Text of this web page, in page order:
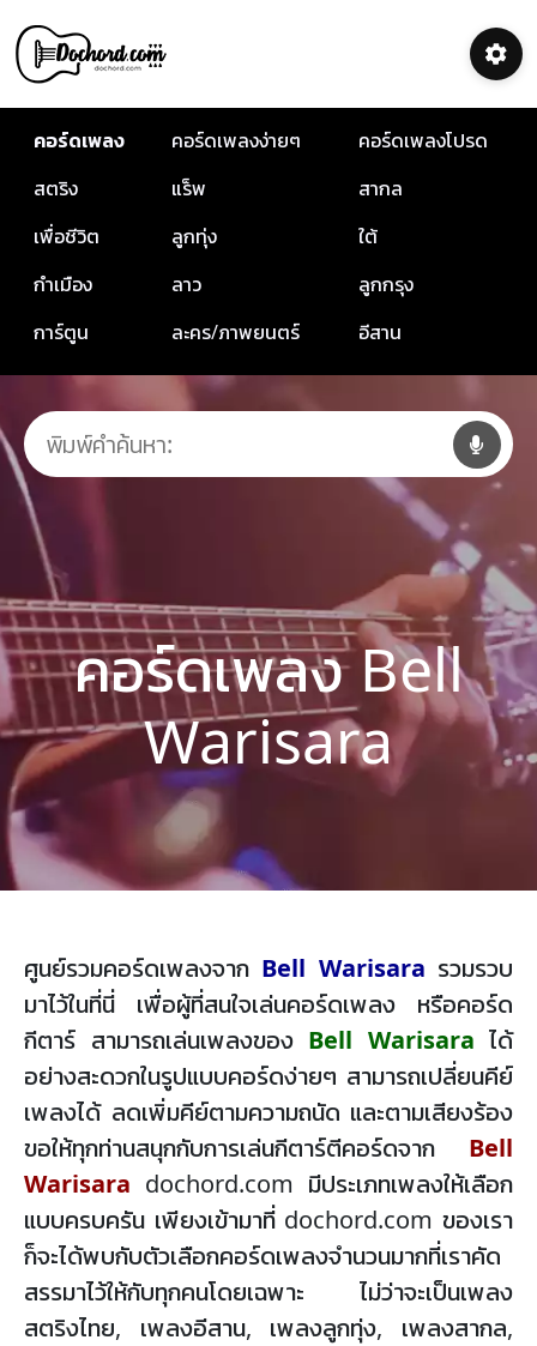
คอร์ดเพลง คอร์ดเพลงง่ายๆ
คอร์ดเพลงโปรด
สตริง
แร็พ
สากล
เพื่อชีวิต
ลูกทุ่ง
ใต้
กำเมือง
ลาว
ลูกกรุง
การ์ตูน
ละคร/ภาพยนตร์ อีสาน
คอร์ดเพลง Bell
Warisara
ศูนย์รวมคอร์ดเพลงจาก Bell Warisara รวมรวบ
มาไว้ในที่นี่ เพื่อผู้ที่สนใจเล่นคอร์ดเพลง หรือคอร์ด
กีตาร์ สามารถเล่นเพลงของ Bell Warisara ได้
อย่างสะดวกในรูปแบบคอร์ดง่ายๆ สามารถเปลี่ยนคีย์
เพลงได้ ลดเพิ่มคีย์ตามความถนัด และตามเสียงร้อง
ขอให้ทุกท่านสนุกกับการเล่นกีตาร์ตีคอร์ดจาก Bell
Warisara dochord.com มีประเภทเพลงให้เลือก
แบบครบครัน เพียงเข้ามาที่ dochord.com ของเรา
ก็จะได้พบกับตัวเลือกคอร์ดเพลงจำนวนมากที่เราคัด
สรรมาไว้ให้กับทุกคนโดยเฉพาะ ไม่ว่าจะเป็นเพลง
สตริงไทย, เพลงอีสาน, เพลงลูกทุ่ง, เพลงสากล,